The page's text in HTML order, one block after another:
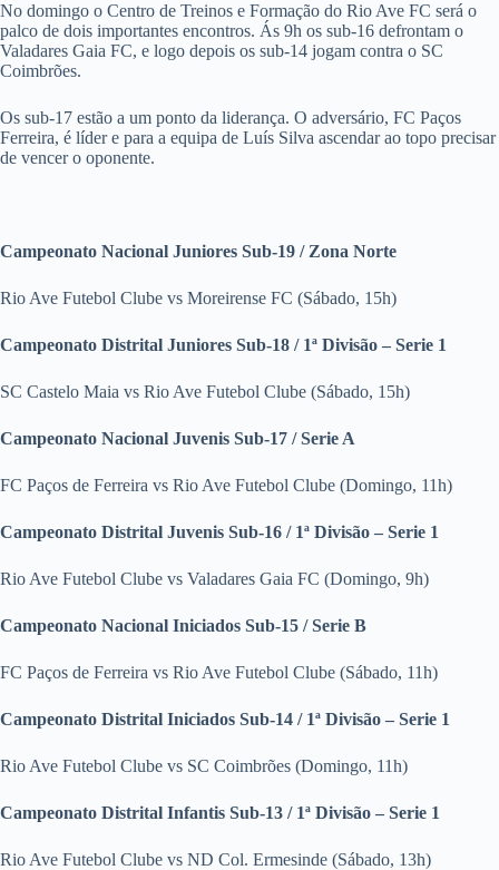
No domingo o Centro de Treinos e Formação do Rio Ave FC será o
palco de dois importantes encontros. Ás 9h os sub-16 defrontam o
Valadares Gaia FC, e logo depois os sub-14 jogam contra o SC
Coimbrões.
Os sub-17 estão a um ponto da liderança. O adversário, FC Paços
Ferreira, é líder e para a equipa de Luís Silva ascendar ao topo precisar
de vencer o oponente.
Campeonato Nacional Juniores Sub-19 / Zona Norte
Rio Ave Futebol Clube vs Moreirense FC (Sábado, 15h)
Campeonato Distrital Juniores Sub-18 / 1ª Divisão – Serie 1
SC Castelo Maia vs Rio Ave Futebol Clube (Sábado, 15h)
Campeonato Nacional Juvenis Sub-17 / Serie A
FC Paços de Ferreira vs Rio Ave Futebol Clube (Domingo, 11h)
Campeonato Distrital Juvenis Sub-16 / 1ª Divisão – Serie 1
Rio Ave Futebol Clube vs Valadares Gaia FC (Domingo, 9h)
Campeonato Nacional Iniciados Sub-15 / Serie B
FC Paços de Ferreira vs Rio Ave Futebol Clube (Sábado, 11h)
Campeonato Distrital Iniciados Sub-14 / 1ª Divisão – Serie 1
Rio Ave Futebol Clube vs SC Coimbrões (Domingo, 11h)
Campeonato Distrital Infantis Sub-13 / 1ª Divisão – Serie 1
Rio Ave Futebol Clube vs ND Col. Ermesinde (Sábado, 13h)